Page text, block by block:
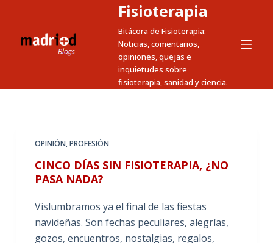
r
Fisioterapia
Bitácora de Fisioterapia:
Noticias, comentarios,
opiniones, quejas e
inquietudes sobre
fisioterapia, sanidad y ciencia.
OPINIÓN,PROFESIÓN
CINCO DÍAS SIN FISIOTERAPIA, ¿NO
PASA NADA?
Vislumbramos ya el final de las fiestas
navideñas. Son fechas peculiares, alegrías,
gozos, encuentros, nostalgias, regalos,